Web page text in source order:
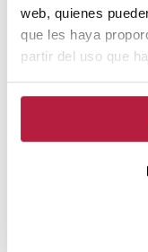
web, quienes
que les haya
partir del uso que